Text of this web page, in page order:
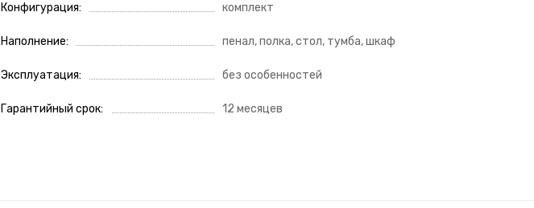
Конфигурация комплект
Наполнение пенал, полка, стол, тумба, шкаф
Эксплуатация без особенностей
Гарантийный срок 12 месяцев